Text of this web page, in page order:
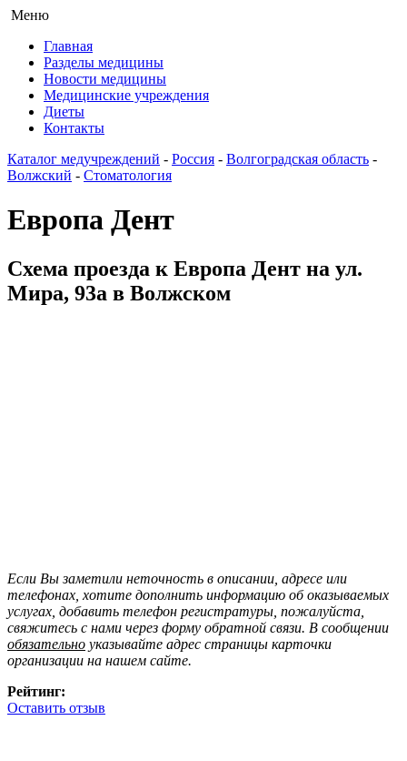
Меню
Главная
Разделы медицины
Новости медицины
Медицинские учреждения
Диеты
Контакты
Каталог медучреждений - Россия - Волгоградская область -
Волжский - Стоматология
Европа Дент
Схема проезда к Европа Дент на ул.
Мира, 93а в Волжском
Если Вы заметили неточность в описании, адресе или
телефонах, хотите дополнить информацию об оказываемых
услугах, добавить телефон регистратуры, пожалуйста,
свяжитесь с нами через форму обратной связи. В сообщении
обязательно указывайте адрес страницы карточки
организации на нашем сайте.
Рейтинг:
Оставить отзыв